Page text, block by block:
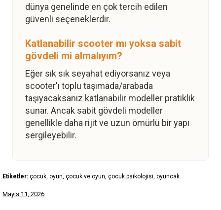
dünya genelinde en çok tercih edilen
güvenli seçeneklerdir.
Katlanabilir scooter mı yoksa sabit
gövdeli mi almalıyım?
Eğer sık sık seyahat ediyorsanız veya
scooter'ı toplu taşımada/arabada
taşıyacaksanız katlanabilir modeller pratiklik
sunar. Ancak sabit gövdeli modeller
genellikle daha rijit ve uzun ömürlü bir yapı
sergileyebilir.
Etiketler: çocuk, oyun, çocuk ve oyun, çocuk psikolojisi, oyuncak
Mayıs 11, 2026